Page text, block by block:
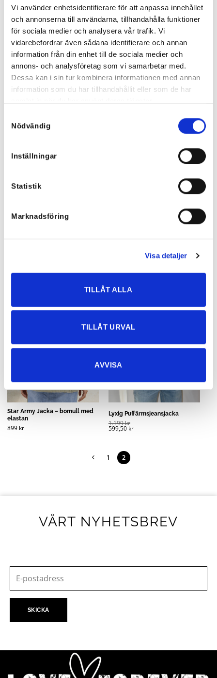
Vi använder enhetsidentifierare för att anpassa innehållet
och annonserna till användarna, tillhandahålla funktioner
för sociala medier och analysera vår trafik. Vi
vidarebefordrar även sådana identifierare och annan
information från din enhet till de sociala medier och
annons- och analysföretag som vi samarbetar med.
Dessa kan i sin tur kombinera informationen med annan
information som du har tillhandahållit eller som de har
Nödvändig
Inställningar
Statistik
Marknadsföring
Visa detaljer
TILLÅT ALLA
TILLÅT URVAL
AVVISA
Bomberjacka Jeans
799kr
Mickey Kort Jeansjacka
599kr
Rea!
249,50kr
Rea!
South Beach Omlottklänning –
699kr
Star Army Jacka – bomull med
elastan
899 kr
Lyxig Puffärmsjeansjacka
1.199kr
599,50 kr
1 2
VÅRT NYHETSBREV